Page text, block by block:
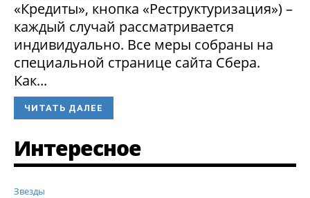
«Кредиты», кнопка «Реструктуризация») –
каждый случай рассматривается
индивидуально. Все меры собраны на
специальной странице сайта Сбера.
Как...
ЧИТАТЬ ДАЛЕЕ
Интересное
Звезды